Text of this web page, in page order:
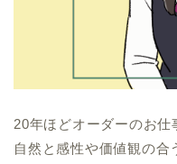
20年ほどオーダーのお仕
自然と感性や価値観の合